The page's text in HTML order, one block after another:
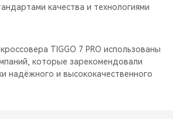
качества и технологиями
TIGGO 7 PRO использованы
которые зарекомендовали
надёжного и высококачественного